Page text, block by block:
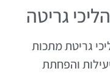
גריטה
גריטת מתכות
והפחתת